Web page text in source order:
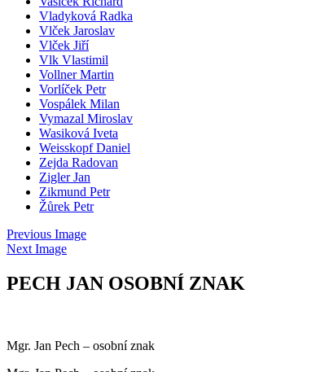
Vladyková Radka
Vlček Jaroslav
Vlček Jiří
Vlk Vlastimil
Vollner Martin
Vorlíček Petr
Vospálek Milan
Vymazal Miroslav
Wasiková Iveta
Weisskopf Daniel
Zejda Radovan
Zigler Jan
Zikmund Petr
Žůrek Petr
Previous Image
Next Image
PECH JAN OSOBNÍ ZNAK
Mgr. Jan Pech – osobní znak